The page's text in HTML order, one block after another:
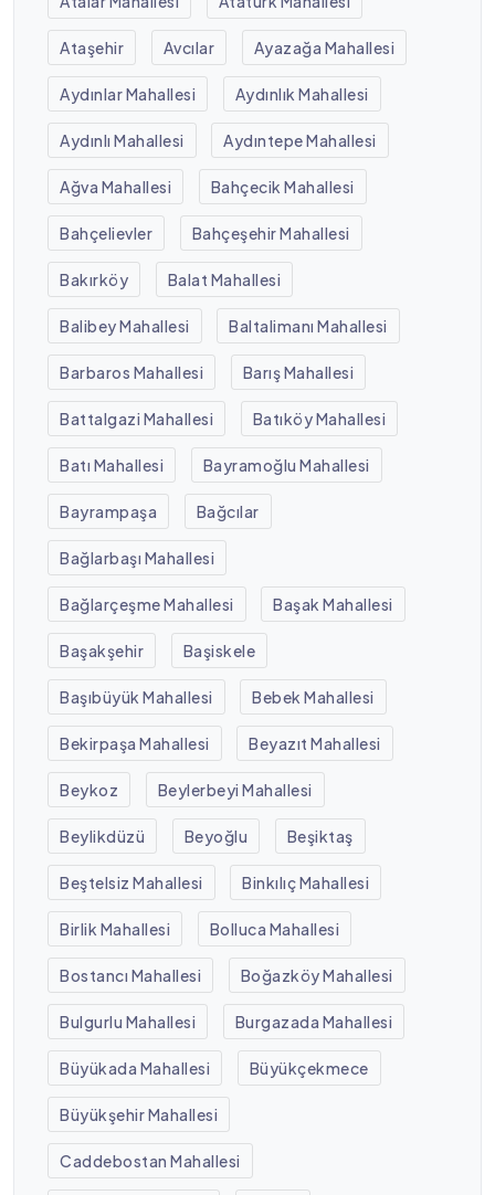
Ataşehir Avcılar Ayazağa Mahallesi
Aydınlar Mahallesi Aydınlık Mahallesi
Aydınlı Mahallesi Aydıntepe Mahallesi
Ağva Mahallesi Bahçecik Mahallesi
Bahçelievler Bahçeşehir Mahallesi
Bakırköy Balat Mahallesi
Balibey Mahallesi Baltalimanı Mahallesi
Barbaros Mahallesi Barış Mahallesi
Battalgazi Mahallesi Batıköy Mahallesi
Batı Mahallesi Bayramoğlu Mahallesi
Bayrampaşa Bağcılar
Bağlarbaşı Mahallesi
Bağlarçeşme Mahallesi Başak Mahallesi
Başakşehir Başiskele
Başıbüyük Mahallesi Bebek Mahallesi
Bekirpaşa Mahallesi Beyazıt Mahallesi
Beykoz Beylerbeyi Mahallesi
Beylikdüzü Beyoğlu Beşiktaş
Beştelsiz Mahallesi Binkılıç Mahallesi
Birlik Mahallesi Bolluca Mahallesi
Bostancı Mahallesi Boğazköy Mahallesi
Bulgurlu Mahallesi Burgazada Mahallesi
Büyükada Mahallesi Büyükçekmece
Büyükşehir Mahallesi
Caddebostan Mahallesi